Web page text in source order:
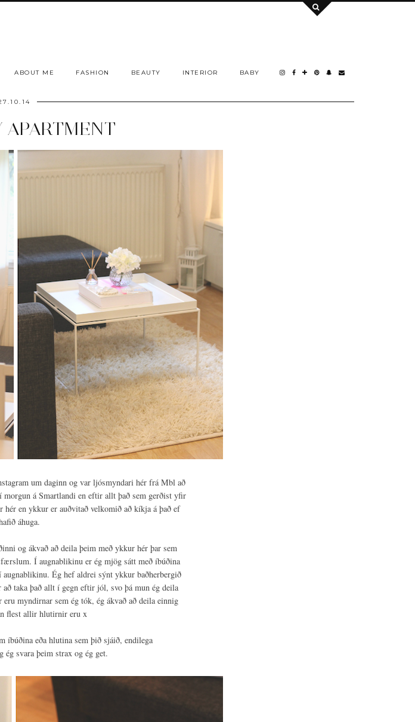
ABOUT ME FASHION BEAUTY INTERIOR BABY
APARTMENT
um daginn og var ljósmyndari hér frá Mbl að
á Smartlandi en eftir allt það sem gerðist yfir
en ykkur er auðvitað velkomið að kíkja á það ef
áhuga.
og ákvað að deila þeim með ykkur hér þar sem
Í augnablikinu er ég mjög sátt með íbúðina
Ég hef aldrei sýnt ykkur baðherbergið
taka það allt í gegn eftir jól, svo þá mun ég deila
myndirnar sem ég tók, ég ákvað að deila einnig
flest allir hlutirnir eru x
íbúðina eða hlutina sem þið sjáið, endilega
svara þeim strax og ég get.